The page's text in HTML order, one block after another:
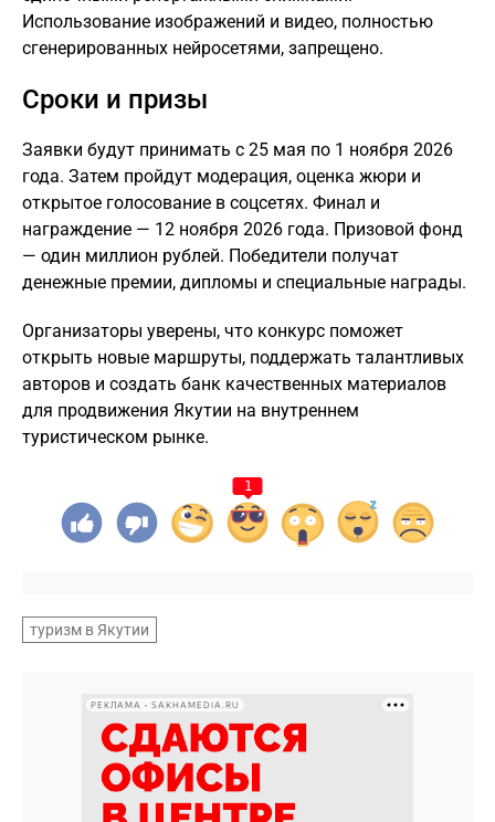
Использование изображений и видео, полностью
сгенерированных нейросетями, запрещено.
Сроки и призы
Заявки будут принимать с 25 мая по 1 ноября 2026
года. Затем пройдут модерация, оценка жюри и
открытое голосование в соцсетях. Финал и
награждение — 12 ноября 2026 года. Призовой фонд
— один миллион рублей. Победители получат
денежные премии, дипломы и специальные награды.
Организаторы уверены, что конкурс поможет
открыть новые маршруты, поддержать талантливых
авторов и создать банк качественных материалов
для продвижения Якутии на внутреннем
туристическом рынке.
1
туризм в Якутии
РЕКЛАМА • SAKHAMEDIA.RU